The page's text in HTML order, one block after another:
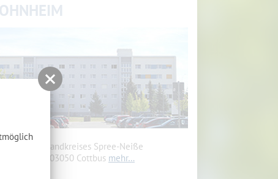
des Landkreises Spree-Neiße
5, 03050 Cottbus mehr…